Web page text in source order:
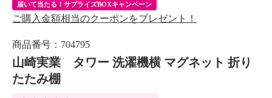
届いて当たる！サプライズBOXキャンペーン
ご購入金額相当のクーポンをプレゼント！
商品番号：704795
山崎実業 タワー 洗濯機横 マグネット 折り
たたみ棚